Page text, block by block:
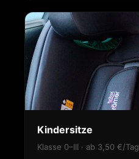
Kindersitze
Klasse 0–III · ab 3,50 €/Tag